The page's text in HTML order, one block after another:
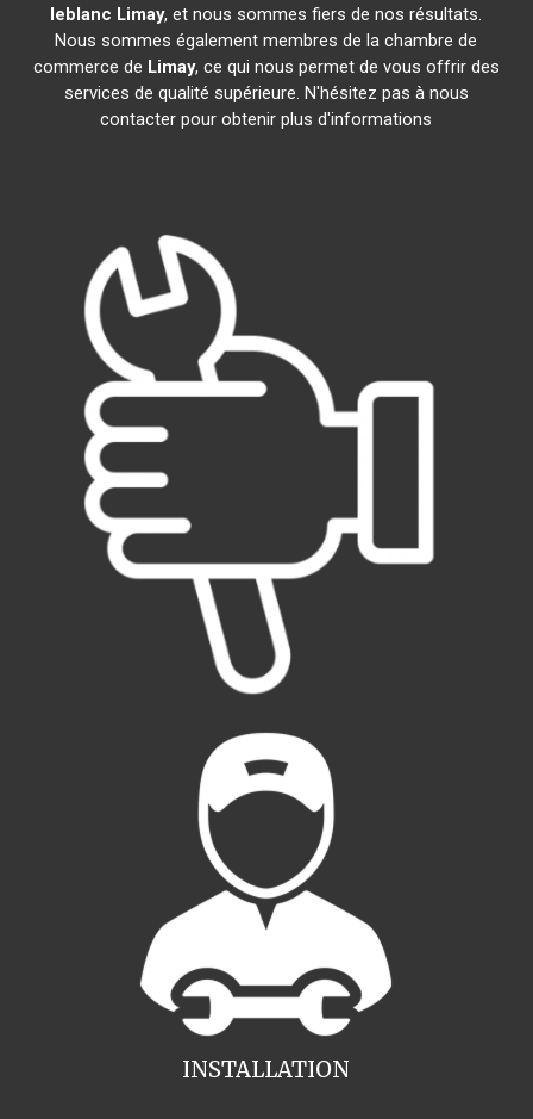
leblanc Limay, et nous sommes fiers de nos résultats.
Nous sommes également membres de la chambre de
commerce de Limay, ce qui nous permet de vous offrir des
services de qualité supérieure. N'hésitez pas à nous
contacter pour obtenir plus d'informations
INSTALLATION